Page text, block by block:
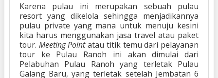
Karena pulau ini merupakan sebuah pulau
resort yang dikelola sehingga menjadikannya
pulau private yang mana untuk menuju kesini
kita harus menggunakan jasa travel atau paket
tour. Meeting Pointatau titik temu dari pelayanan
tour ke Pulau Ranoh ini akan dimulai dari
Pelabuhan Pulau Ranoh yang terletak Pulau
Galang Baru, yang terletak setelah Jembatan 6